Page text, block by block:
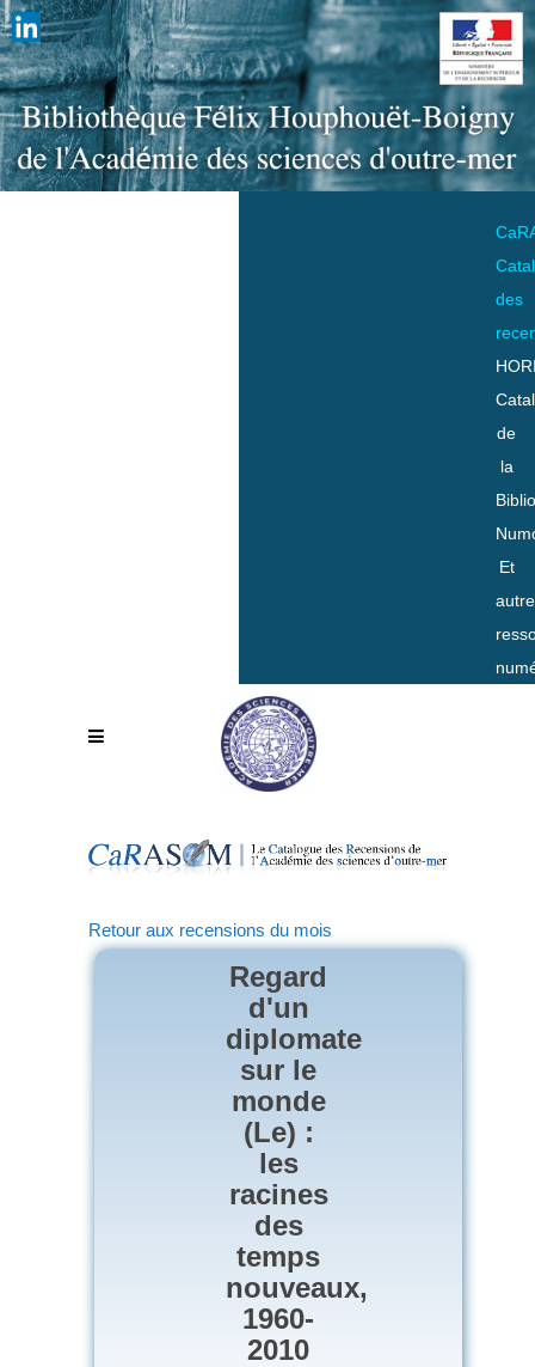
des
de
la
Et
Retour aux recensions du mois
Regard
d'un
diplomate
sur le
monde
(Le) :
les
racines
des
temps
nouveaux,
1960-
2010